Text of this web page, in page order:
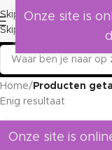
Skip to navigation
Skip to main content
Home/ Producten
Enig resultaat
Onze site is
Onze site is